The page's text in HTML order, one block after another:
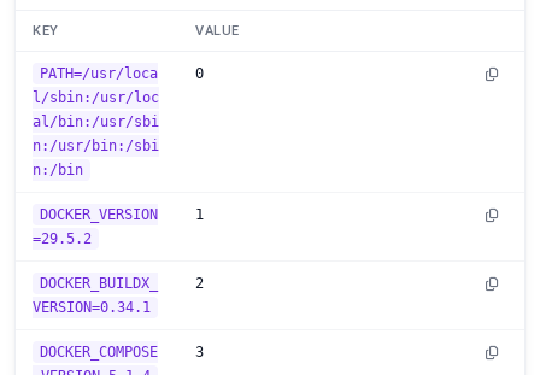
KEY VALUE
PATH=/usr/loca
l/sbin:/usr/loc
al/bin:/usr/sbi
n:/usr/bin:/sbi
n:/bin
0
DOCKER_VERSION
=29.5.2
1
DOCKER_BUILDX_
VERSION=0.34.1
2
DOCKER_COMPOSE
3